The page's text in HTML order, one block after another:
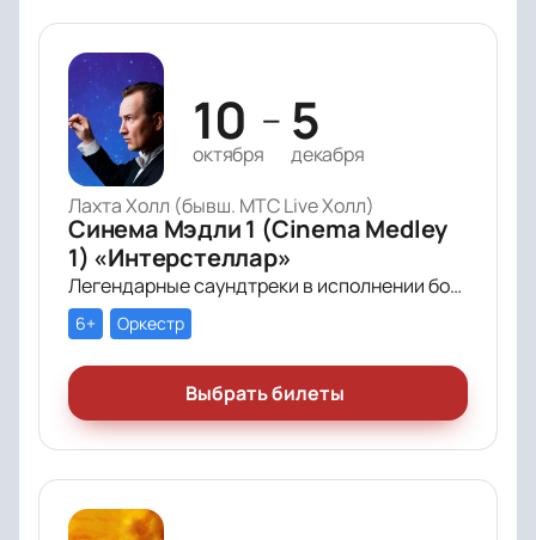
10
октября
— 5
декабря
Лахта Холл (бывш. МТС Live Холл)
Синема Мэдли 1 (Cinema Medley
1) «Интерстеллар»
Легендарные саундтреки в исполнении большого симфонического оркестра Империал Оркестра (Imperial Orchestra), органа и звёздных солистов!
6+ Оркестр
Выбрать билеты